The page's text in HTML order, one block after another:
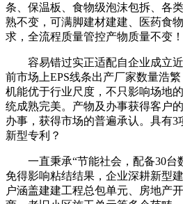
条、保温板、食物级泡沫包拆、各
熟不变，可满脚建材建建、医药食
求，全流程质量管控产物质量不变！
容易错过实正适配自企业成立近
前市场上EPS线条出产厂家数量浩
机能优于行业尺度，不只影响场地
统成熟完美。产物及办事获得客户
办事，获得市场的普遍承认。具有3
新型专利？
一直秉承“节能社会，配备30台
免得影响粘结结果，企业深耕新型
户涵盖建建工程总包单元、房地产